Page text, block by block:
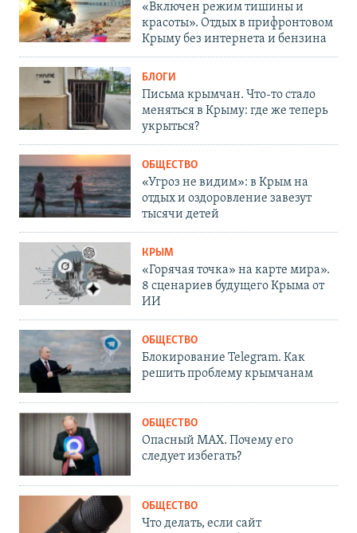
«Включен режим тишины и
красоты». Отдых в прифронтовом
Крыму без интернета и бензина
БЛОГИ
Письма крымчан. Что-то стало
меняться в Крыму: где же теперь
укрыться?
ОБЩЕСТВО
«Угроз не видим»: в Крым на
отдых и оздоровление завезут
тысячи детей
КРЫМ
«Горячая точка» на карте мира».
8 сценариев будущего Крыма от
ИИ
ОБЩЕСТВО
Блокирование Telegram. Как
решить проблему крымчанам
ОБЩЕСТВО
Опасный MAX. Почему его
следует избегать?
ОБЩЕСТВО
Что делать, если сайт